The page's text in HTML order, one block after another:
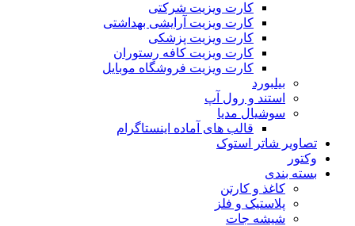
کارت ویزیت شرکتی
کارت ویزیت آرایشی بهداشتی
کارت ویزیت پزشکی
کارت ویزیت کافه رستوران
کارت ویزیت فروشگاه موبایل
بیلبورد
استند و رول آپ
سوشیال مدیا
قالب های آماده اینستاگرام
تصاویر شاتر استوک
وکتور
بسته بندی
کاغذ و کارتن
پلاستیک و فلز
شیشه جات